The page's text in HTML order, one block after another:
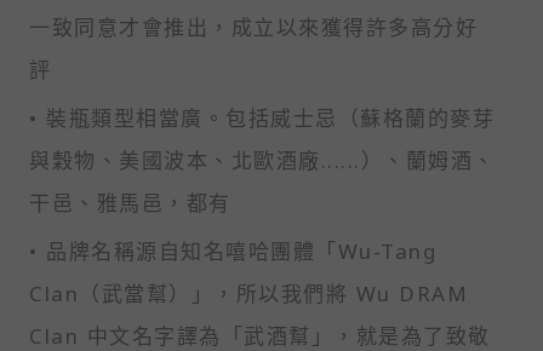
一致同意才會推出，成立以來獲得許多高分好
評
• 裝瓶類型相當廣。包括威士忌（蘇格蘭的麥芽
與穀物、美國波本、北歐酒廠......）、蘭姆酒、
干邑、雅馬邑，都有
• 品牌名稱源自知名嘻哈團體「Wu-Tang
Clan（武當幫）」，所以我們將 Wu DRAM
Clan 中文名字譯為「武酒幫」，就是為了致敬